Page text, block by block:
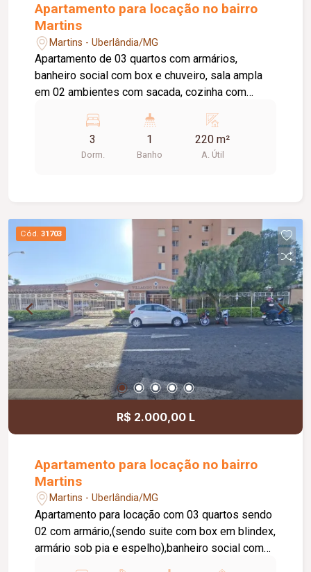
Apartamento para locação no bairro
Martins
Martins - Uberlândia/MG
Apartamento de 03 quartos com armários,
banheiro social com box e chuveiro, sala ampla
em 02 ambientes com sacada, cozinha com
varanda, lavanderia, quarto e banheiro, piso
cerâmica e taco, aprox. 220m², acesso por
escadas, interfone, sem garagem.
3
Dorm.
1
Banho
220 m²
A. Útil
Cód. 31703
R$ 2.000,00 L
Apartamento para locação no bairro
Martins
Martins - Uberlândia/MG
Apartamento para locação com 03 quartos sendo
02 com armário,(sendo suite com box em blindex,
armário sob pia e espelho),banheiro social com